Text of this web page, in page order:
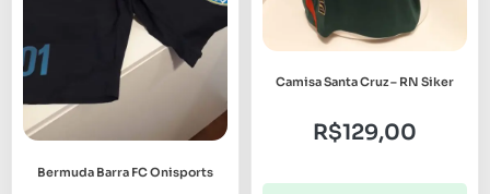
Bermuda Barra FC Onisports
Camisa Santa Cruz – RN Siker
R$129,00